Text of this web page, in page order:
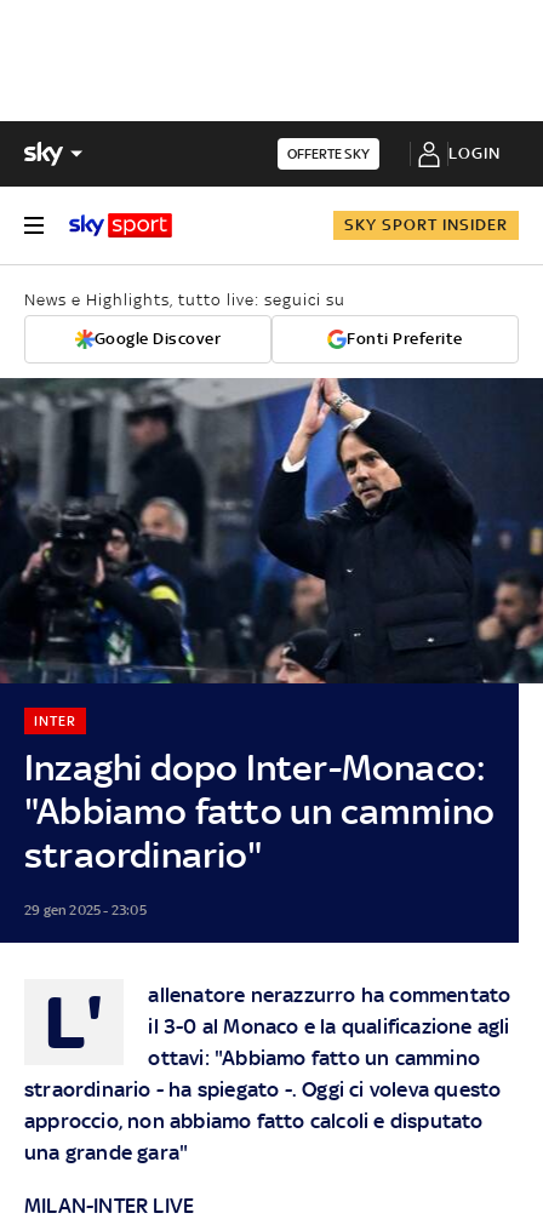
OFFERTE SKY LOGIN
SKY SPORT INSIDER
News e Highlights, tutto live: seguici su
Google Discover Fonti Preferite
Inzaghi dopo Inter-Monaco:
"Abbiamo fatto un cammino
straordinario"
INTER
29 gen 2025 - 23:05
L'
allenatore nerazzurro ha commentato
il 3-0 al Monaco e la qualificazione agli
ottavi: "Abbiamo fatto un cammino
straordinario - ha spiegato -. Oggi ci voleva questo
approccio, non abbiamo fatto calcoli e disputato
una grande gara"
MILAN-INTER LIVE